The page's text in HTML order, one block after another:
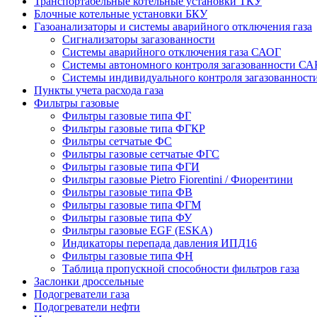
Блочные котельные установки БКУ
Газоанализаторы и системы аварийного отключения газа
Сигнализаторы загазованности
Системы аварийного отключения газа САОГ
Системы автономного контроля загазованности
Системы индивидуального контроля
Пункты учета расхода газа
Фильтры газовые
Фильтры газовые типа ФГ
Фильтры газовые типа ФГКР
Фильтры сетчатые ФС
Фильтры газовые сетчатые ФГС
Фильтры газовые типа ФГИ
Фильтры газовые Pietro Fiorentini / Фиорентини
Фильтры газовые типа ФВ
Фильтры газовые типа ФГМ
Фильтры газовые типа ФУ
Фильтры газовые EGF (ESKA)
Индикаторы перепада давления ИПД16
Фильтры газовые типа ФН
Таблица пропускной способности фильтров газа
Заслонки дроссельные
Подогреватели газа
Подогреватели нефти